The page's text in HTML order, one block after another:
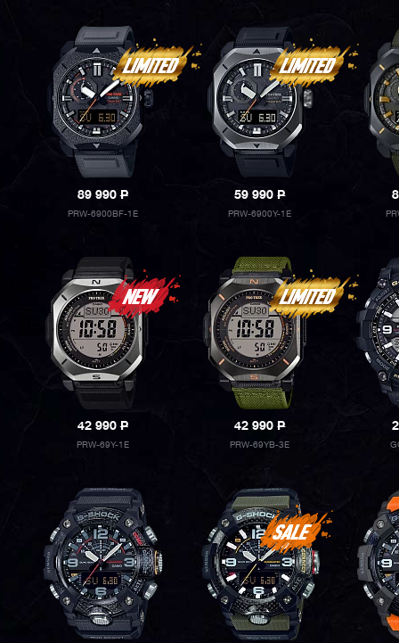
89 990P
PRW-6900BF-1E
59 990P
PRW-6900Y-1E
42 990P
PRW-69Y-1E
42 990P
PRW-69YB-3E